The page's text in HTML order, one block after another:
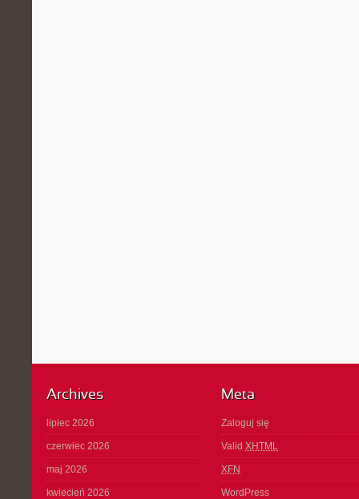
Archives
lipiec 2026
czerwiec 2026
maj 2026
kwiecień 2026
Meta
Zaloguj się
Valid XHTML
XFN
WordPress